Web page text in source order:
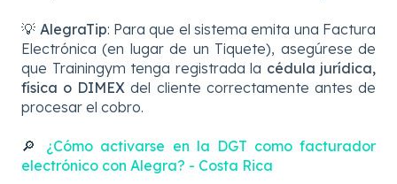
💡 AlegraTip: Para que el sistema emita una Factura
Electrónica (en lugar de un Tiquete), asegúrese de
que Trainingym tenga registrada la cédula jurídica,
física o DIMEX del cliente correctamente antes de
procesar el cobro.
🔎 ¿Cómo activarse en la DGT como facturador
electrónico con Alegra? - Costa Rica